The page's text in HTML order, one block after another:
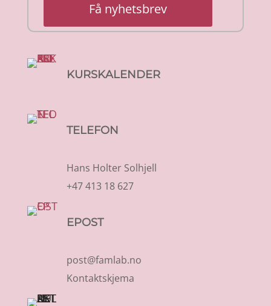
Få nyhetsbrev
KURSKALENDER
TELEFON
Hans Holter Solhjell
+47 413 18 627
EPOST
post@famlab.no
Kontaktskjema